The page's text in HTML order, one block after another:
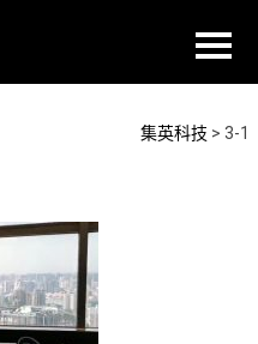
集英科技 > 3-1